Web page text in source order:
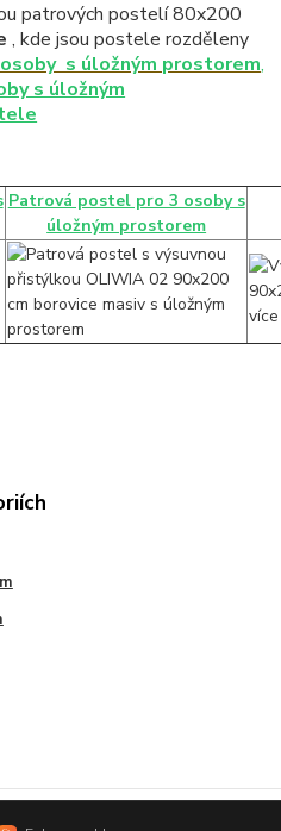
patrových postelí 80x200
, kde jsou postele rozděleny
s úložným prostorem,
s úložným
Patrová postel pro 3 osoby s
úložným prostorem